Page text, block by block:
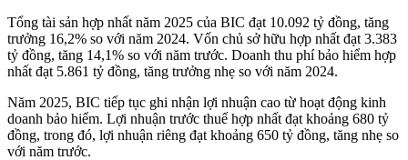
Tổng tài sản hợp nhất năm 2025 của BIC đạt 10.092 tỷ đồng, tăng
trưởng 16,2% so với năm 2024. Vốn chủ sở hữu hợp nhất đạt 3.383
tỷ đồng, tăng 14,1% so với năm trước. Doanh thu phí bảo hiểm hợp
nhất đạt 5.861 tỷ đồng, tăng trưởng nhẹ so với năm 2024.
Năm 2025, BIC tiếp tục ghi nhận lợi nhuận cao từ hoạt động kinh
doanh bảo hiểm. Lợi nhuận trước thuế hợp nhất đạt khoảng 680 tỷ
đồng, trong đó, lợi nhuận riêng đạt khoảng 650 tỷ đồng, tăng nhẹ so
với năm trước.